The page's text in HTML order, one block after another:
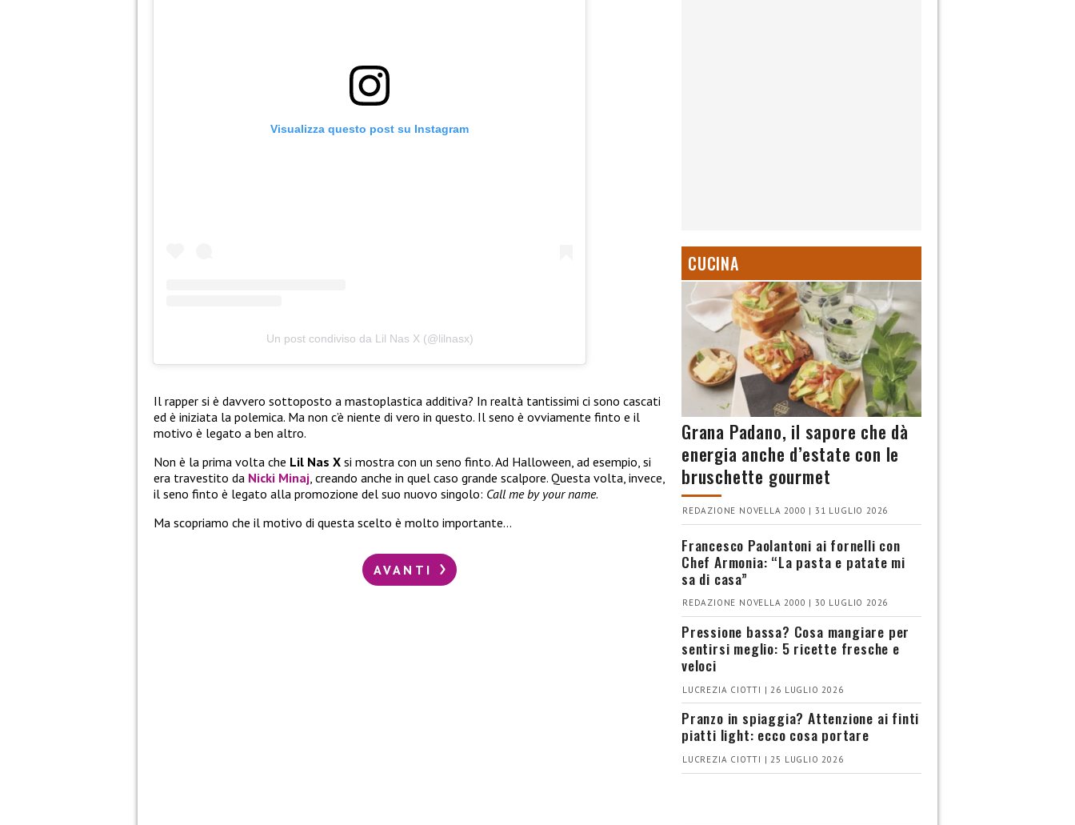
Visualizza questo post su Instagram
Un post condiviso da Lil Nas X (@lilnasx)
Il rapper si è davvero sottoposto a mastoplastica additiva? In realtà tantissimi ci sono cascati
ed è iniziata la polemica. Ma non c’è niente di vero in questo. Il seno è ovviamente finto e il
motivo è legato a ben altro.
Non è la prima volta che Lil Nas X si mostra con un seno finto. Ad Halloween, ad esempio, si
era travestito da Nicki Minaj, creando anche in quel caso grande scalpore. Questa volta, invece,
il seno finto è legato alla promozione del suo nuovo singolo: Call me by your name.
Ma scopriamo che il motivo di questa scelto è molto importante…
AVANTI
CUCINA
Grana Padano, il sapore che dà
energia anche d’estate con le
bruschette gourmet
REDAZIONE NOVELLA 2000 | 31 LUGLIO 2026
Francesco Paolantoni ai fornelli con
Chef Armonia: “La pasta e patate mi
sa di casa”
REDAZIONE NOVELLA 2000 | 30 LUGLIO 2026
Pressione bassa? Cosa mangiare per
sentirsi meglio: 5 ricette fresche e
veloci
LUCREZIA CIOTTI | 26 LUGLIO 2026
Pranzo in spiaggia? Attenzione ai finti
piatti light: ecco cosa portare
LUCREZIA CIOTTI | 25 LUGLIO 2026